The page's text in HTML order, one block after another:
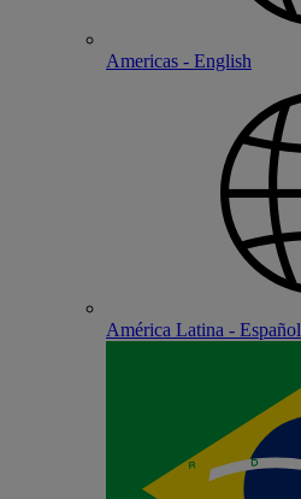
Americas - English
América Latina - Español